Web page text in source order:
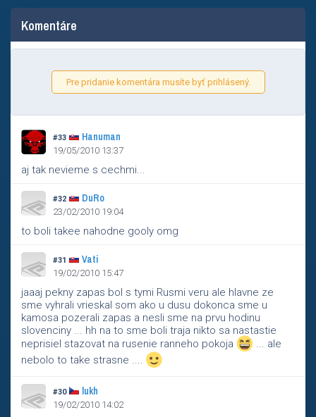
Komentáre
Pre pridanie komentára musíte byť prihlásený.
#33 Hanuman
19/05/2010 13:37
aj tak nevieme s cechmi...
#32 DuRo
23/02/2010 19:04
to boli takee nahodne gooly omg
#31 Vati
19/02/2010 15:47
jaaaj pekny zapas bol s tymi Rusmi veru ale hlavne ze
sme vyhrali vrieskal som ako u dusu dokonca sme u
kamosa pozerali zapas a nesli sme na prvu hodinu
slovenciny ... hh na to sme boli traja nikto sa nastastie
neprisiel stazovat na rusenie ranneho pokoja
... ale
nebolo to take strasne ....
#30 lukh
19/02/2010 14:02